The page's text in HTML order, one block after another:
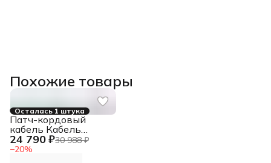
Похожие товары
Осталась 1 штука
24 790 ₽30 988 ₽
−20%
Патч-кордовый
кабель Кабель
LANMASTER патч-
кордовый UTP, 4x2,